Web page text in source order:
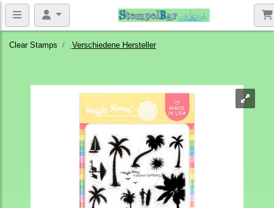
Clear Stamps Verschiedene Hersteller